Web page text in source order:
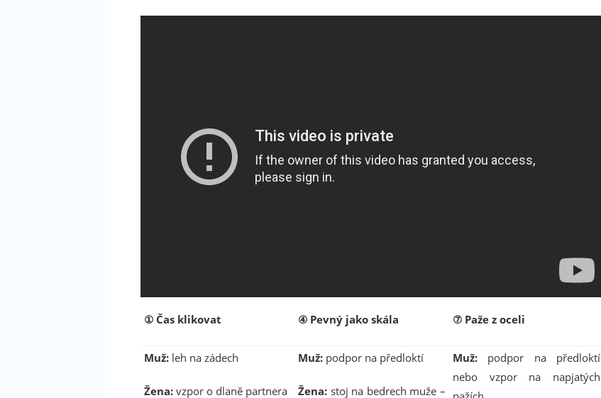
① Čas klikovat ④ Pevný jako skála ⑦ Paže z oceli
Muž: leh na zádech
Žena: vzpor o dlaně partnera
Muž: podpor na předloktí
Žena: stoj na bedrech muže –
Muž: podpor na předloktí
nebo vzpor na napjatých